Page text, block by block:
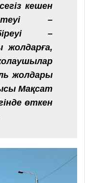
кешен
–
–
жолдарға,
жолдары
Мақсат
өткен